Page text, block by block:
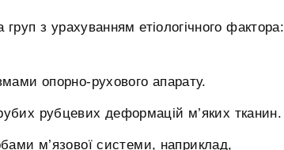
груп з урахуванням етіологічного фактора:
опорно-рухового апарату.
рубцевих деформацій м’яких тканин.
м’язової системи, наприклад,